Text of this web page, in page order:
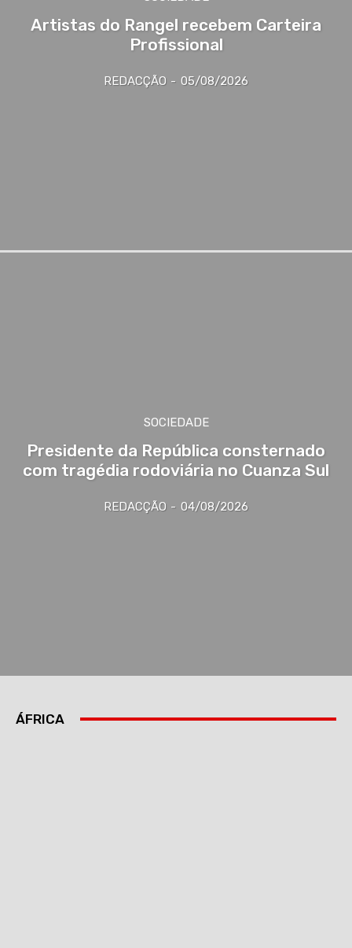
Artistas do Rangel recebem Carteira
Profissional
REDACÇÃO - 05/08/2026
SOCIEDADE
Presidente da República consternado
com tragédia rodoviária no Cuanza Sul
REDACÇÃO - 04/08/2026
ÁFRICA